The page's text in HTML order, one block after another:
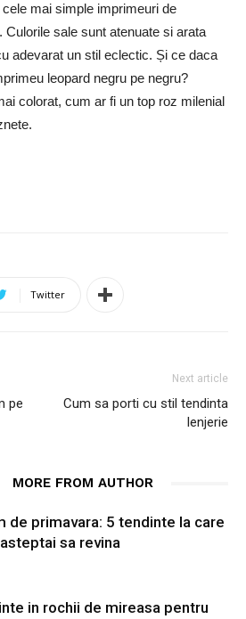
mai simple imprimeuri de
sale sunt atenuate si arata
adevarat un stil eclectic. Și ce daca
leopard negru pe negru?
colorat, cum ar fi un top roz milenial
Twitter
pe
Next article
Cum sa porti cu stil tendinta
lenjerie
MORE FROM AUTHOR
de primavara: 5 tendinte la care
sa revina
in rochii de mireasa pentru